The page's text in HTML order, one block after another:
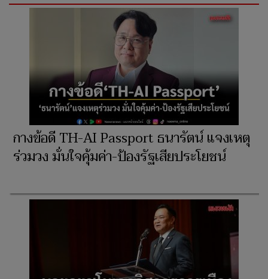
กางข้อดี TH-AI Passport ธนารัตน์ แจงเหตุ
ร่วมวง มั่นใจคุ้มค่า-ป้องรัฐเสียประโยชน์